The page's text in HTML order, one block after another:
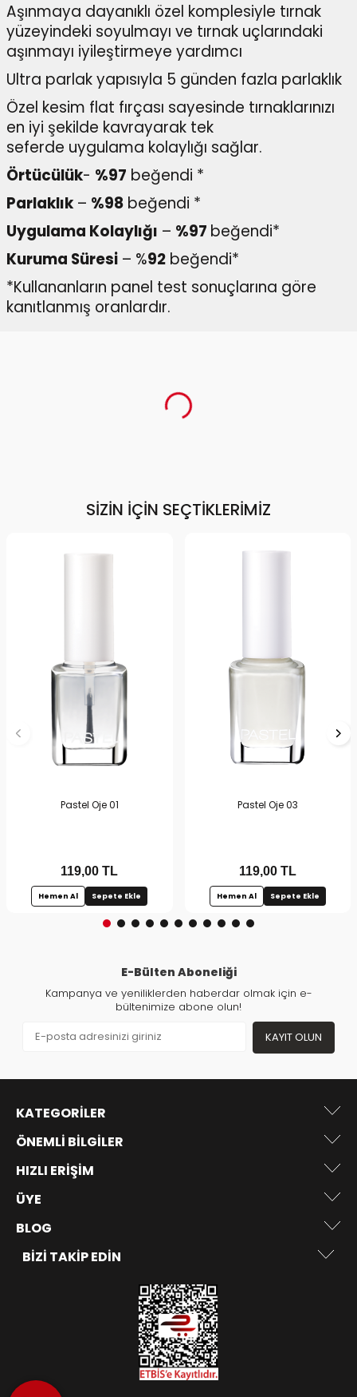
Aşınmaya dayanıklı özel komplesiyle tırnak
yüzeyindeki soyulmayı ve tırnak uçlarındaki
aşınmayı iyileştirmeye yardımcı
Ultra parlak yapısıyla 5 günden fazla parlaklık
Özel kesim flat fırçası sayesinde tırnaklarınızı
en iyi şekilde kavrayarak tek
seferde uygulama kolaylığı sağlar.
Örtücülük- %97 beğendi *
Parlaklık – %98 beğendi *
Uygulama Kolaylığı – %97 beğendi*
Kuruma Süresi – %92 beğendi*
*Kullananların panel test sonuçlarına göre
kanıtlanmış oranlardır.
SIZIN İÇIN SEÇTIKLERIMIZ
Pastel Oje 01
119,00 TL
Hemen Al Sepete Ekle
Pastel Oje 03
119,00TL
Hemen Al Sepete Ekle
E-Bülten Aboneliği
Kampanya ve yeniliklerden haberdar olmak için e-
bültenimize abone olun!
KAYIT OLUN
KATEGORILER
ÖNEMLI BILGILER
HIZLI ERIŞIM
ÜYE
BLOG
BIZI TAKIP EDIN